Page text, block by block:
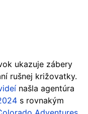
ukazuje zábery
rušnej križovatky.
našla agentúra
s rovnakým